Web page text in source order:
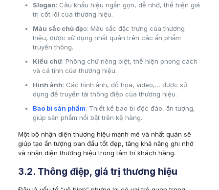
Slogan: Câu khẩu hiệu ngắn gọn, dễ nhớ, thể hiện giá
trị cốt lõi của thương hiệu.
Màu sắc chủ đạo: Màu sắc đặc trưng của thương
hiệu, được sử dụng nhất quán trên các ấn phẩm
truyền thông.
Kiểu chữ: Phông chữ riêng biệt, thể hiện phong cách
và cá tính của thương hiệu.
Hình ảnh: Các hình ảnh, đồ họa, video,… được sử
dụng để truyền tải thông điệp của thương hiệu.
Bao bì sản phẩm: Thiết kế bao bì độc đáo, ấn tượng,
giúp sản phẩm nổi bật trên kệ hàng.
Một bộ nhận diện thương hiệu mạnh mẽ và nhất quán sẽ
giúp tạo ấn tượng ban đầu tốt đẹp, tăng khả năng ghi nhớ
và nhận diện thương hiệu trong tâm trí khách hàng.
3.2. Thông điệp, giá trị thương hiệu